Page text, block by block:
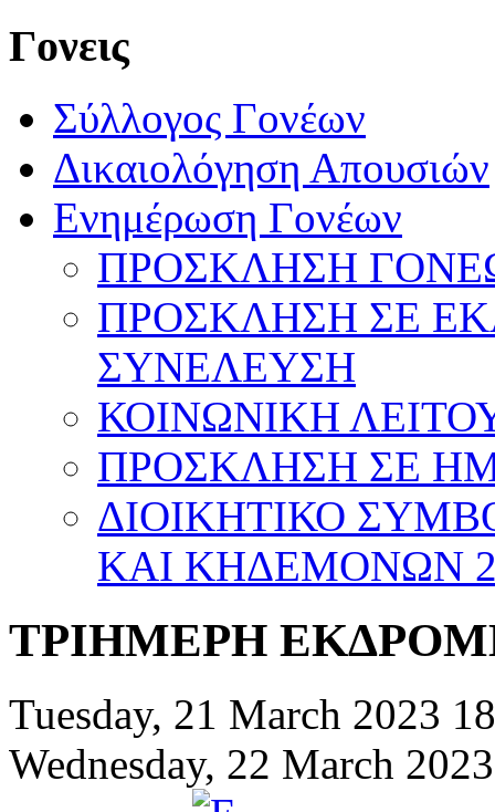
Γονεις
Σύλλογος Γονέων
Δικαιολόγηση Απουσιών
Ενημέρωση Γονέων
ΠΡΟΣΚΛΗΣΗ
ΠΡΟΣΚΛΗΣΗ ΣΕ
ΣΥΝΕΛΕΥΣΗ
ΚΟΙΝΩΝΙΚΗ
ΠΡΟΣΚΛΗΣΗ ΣΕ
ΔΙΟΙΚΗΤΙΚΟ
ΚΑΙ ΚΗΔΕΜΟΝΩΝ
ΤΡΙΗΜΕΡΗ
Tuesday, 21 March 2023
Wednesday, 22 March